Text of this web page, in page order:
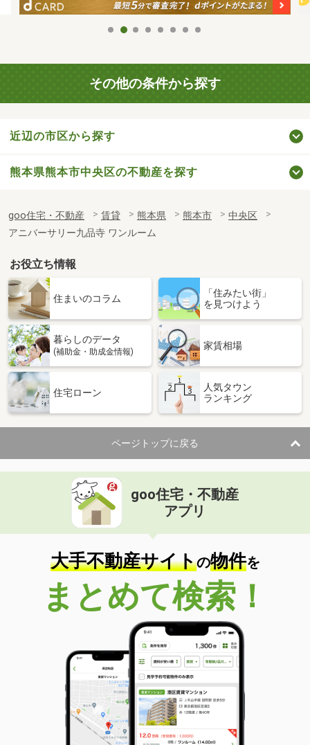
その他の条件から探す
近辺の市区から探す
熊本県熊本市中央区の不動産を探す
goo住宅・不動産 賃貸 熊本県 熊本市
中央区
アニバーサリー九品寺 ワンルーム
お役立ち情報
住まいのコラム
「住みたい街」
を見つけよう
暮らしのデータ
(補助金・助成金情報)
家賃相場
住宅ローン
人気タウン
ランキング
ページトップに戻る
goo住宅・不動産
アプリ
大手不動産サイトの物件を
まとめて検索！